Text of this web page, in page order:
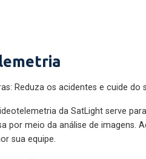
Reduza os acidentes e cuide do
da SatLight serve
por meio da análise de imagens.
sua equipe.